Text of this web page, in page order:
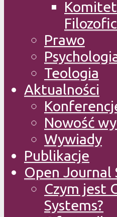
Prawo
Teologia
Aktualności
Nowość
Wywiady
Publikacje
Open Journal
Czym jest
Systems?